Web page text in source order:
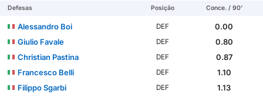
Defesas Posição Conce. / 90'
Alessandro Boi DEF
0.00
Giulio Favale
DEF
0.80
Christian Pastina
DEF
0.87
Francesco Belli
DEF
1.10
Filippo Sgarbi
DEF
1.13